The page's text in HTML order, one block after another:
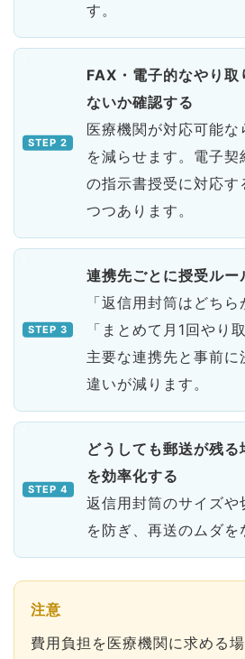
す。
FAX・電子的なやり取
ないか確認する
医療機関が対応可能
を減らせます。電子
の指示書授受に対応す
つつあります。
連携先ごとに授受ルー
「返信用封筒はどちら
「まとめて月1回やり
主要な連携先と事前に
違いが減ります。
どうしても郵送が残
を効率化する
返信用封筒のサイズや
を防ぎ、再送のムダを
注意
費用負担を医療機関に求める